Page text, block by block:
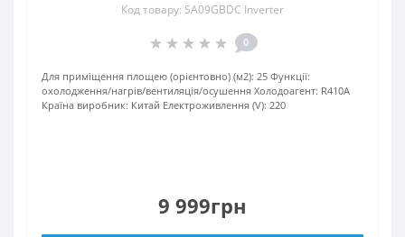
Код товару: SA09GBDC Inverter
0
Для приміщення площею (орієнтовно) (м2): 25 Функції:
охолодження/нагрів/вентиляція/осушення Xолодоагент: R410A
Країна виробник: Китай Електроживлення (V): 220
9 999грн